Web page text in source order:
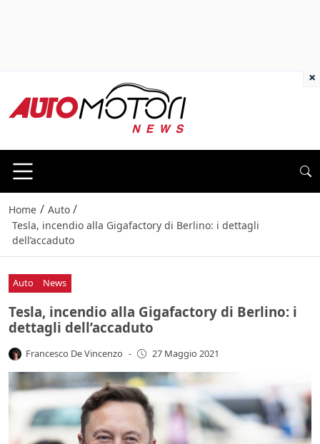
Home / Auto /
Tesla, incendio alla Gigafactory di Berlino: i dettagli
dell’accaduto
Auto News
Tesla, incendio alla Gigafactory di Berlino: i
dettagli dell’accaduto
Francesco De Vincenzo - 27 Maggio 2021
×